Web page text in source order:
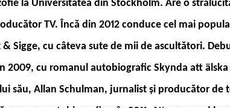
la Universitatea din Stockholm. Are o
TV. Încă din 2012 conduce cel mai
& Sigge, cu câteva sute de mii de ascultători.
2009, cu romanul autobiografic Skynda att
său, Allan Schulman, jurnalist și producător de